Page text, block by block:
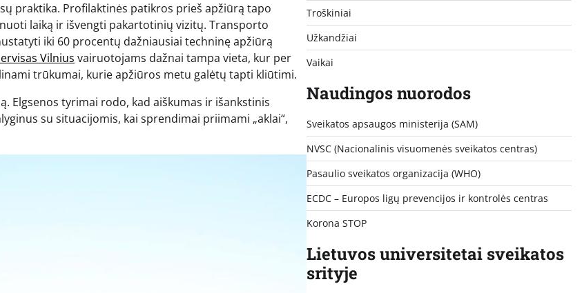
praktika. Profilaktinės patikros prieš apžiūrą tapo
laiką ir išvengti pakartotinių vizitų. Transporto
iki 60 procentų dažniausiai techninę apžiūrą
Vilnius vairuotojams dažnai tampa vieta, kur per
trūkumai, kurie apžiūros metu galėtų tapti kliūtimi.
Elgsenos tyrimai rodo, kad aiškumas ir išankstinis
su situacijomis, kai sprendimai priimami „aklai“,
Troškiniai
Užkandžiai
Vaikai
Naudingos nuorodos
Sveikatos apsaugos ministerija (SAM)
NVSC (Nacionalinis visuomenės sveikatos centras)
Pasaulio sveikatos organizacija (WHO)
ECDC – Europos ligų prevencijos ir kontrolės centras
Korona STOP
Lietuvos universitetai sveikatos
srityje